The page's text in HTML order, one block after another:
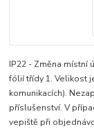
IP22 - Změna místní
fólií třídy 1. Velikost
komunikacích).
příslušenství. V
vepiště při